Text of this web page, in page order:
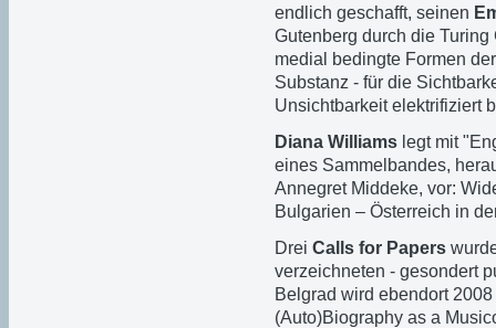
endlich geschafft, seinen
Gutenberg durch die
medial bedingte Formen
Substanz - für die
Unsichtbarkeit elektrifiziert
Diana Williams legt mit
eines Sammelbandes,
Annegret Middeke, vor:
Bulgarien – Österreich in
Drei Calls for Papers
verzeichneten - gesondert
Belgrad wird ebendort
(Auto)Biography as a